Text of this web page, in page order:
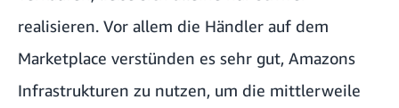
realisieren. Vor allem die Händler auf dem
Marketplace verstünden es sehr gut, Amazons
Infrastrukturen zu nutzen, um die mittlerweile